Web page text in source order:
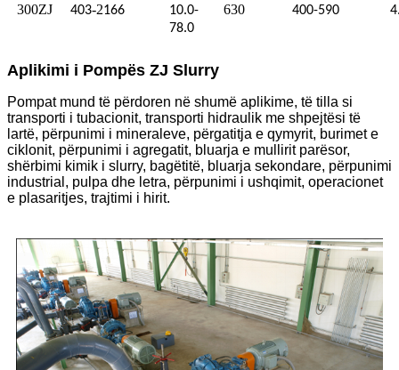
300ZJ 403-2166
10.0-
78.0
630 400-590
Aplikimi i Pompës ZJ Slurry
Pompat mund të përdoren në shumë aplikime, të tilla si
transporti i tubacionit, transporti hidraulik me shpejtësi të
lartë, përpunimi i mineraleve, përgatitja e qymyrit, burimet e
ciklonit, përpunimi i agregatit, bluarja e mullirit parësor,
shërbimi kimik i slurry, bagëtitë, bluarja sekondare, përpunimi
industrial, pulpa dhe letra, përpunimi i ushqimit, operacionet
e plasaritjes, trajtimi i hirit.